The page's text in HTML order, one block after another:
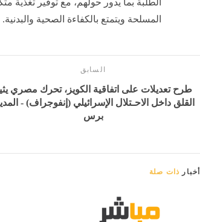
الطلبة بما يدور حولهم، مع توفير تغذية
المسلحة ويتمتع بالكفاءة الصحية والبدنية.
السابق
طرح تعديلات على اتفاقية الكويز، تحرك مصري
القلق داخل الاحـتلال الإسرائيلي (إنفوجراف) -
برس
أخبار ذات صلة